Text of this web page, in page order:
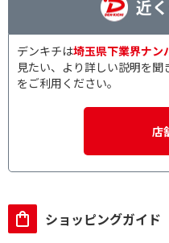
近
デンキチは埼玉県下業界ナン
見たい、より詳しい説明を
をご利用ください。
店
ショッピングガイド